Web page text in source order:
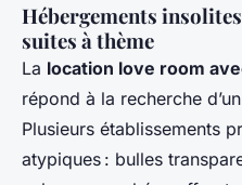
Hébergements
suites à thème
La location love room
répond à la recherche
Plusieurs établissements
atypiques : bulles